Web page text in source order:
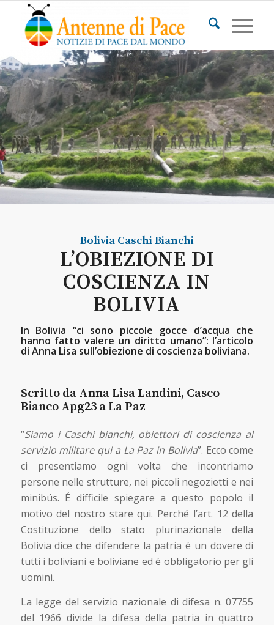
Bolivia Caschi Bianchi
L’OBIEZIONE DI
COSCIENZA IN
BOLIVIA
In Bolivia “ci sono piccole gocce d’acqua che
hanno fatto valere un diritto umano”: l’articolo
di Anna Lisa sull’obiezione di coscienza boliviana.
Scritto da Anna Lisa Landini, Casco
Bianco Apg23 a La Paz
“Siamo i Caschi bianchi, obiettori di coscienza al
servizio militare qui a La Paz in Bolivia”. Ecco come
ci presentiamo ogni volta che incontriamo
persone nelle strutture, nei piccoli negozietti e nei
minibús. É difficile spiegare a questo popolo il
motivo del nostro stare qui. Perché l’art. 12 della
Costituzione dello stato plurinazionale della
Bolivia dice che difendere la patria é un dovere di
tutti i boliviani e boliviane ed é obbligatorio per gli
uomini.
La legge del servizio nazionale di difesa n. 07755
del 1966 divide la difesa della patria in quattro